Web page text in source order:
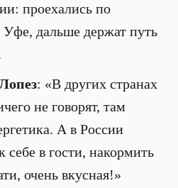
проехались по
дальше держат путь
: «В других странах
не говорят, там
А в России
себе в гости, накормить
очень вкусная!»